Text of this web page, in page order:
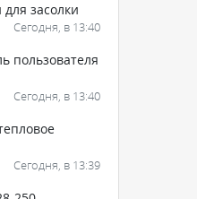
для засолки
Сегодня, в 13:40
пользователя
Сегодня, в 13:40
Сегодня, в 13:39